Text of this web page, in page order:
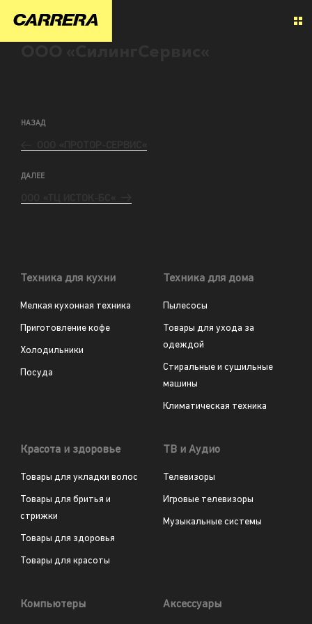
НАЗАД
ДАЛЕЕ
Техника для кухни
Мелкая кухонная техника
Приготовление кофе
Холодильники
Посуда
Техника для дома
Пылесосы
Товары для ухода за
одеждой
Стиральные и сушильные
машины
Климатическая техника
Красота и здоровье
Товары для укладки волос
Товары для бритья и
стрижки
Товары для здоровья
Товары для красоты
ТВ и Аудио
Телевизоры
Игровые телевизоры
Музыкальные системы
Компьютеры Аксессуары